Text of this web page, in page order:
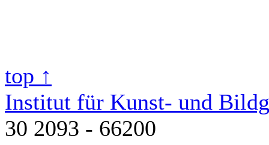
top ↑
Institut für Kunst- und
30 2093 - 66200